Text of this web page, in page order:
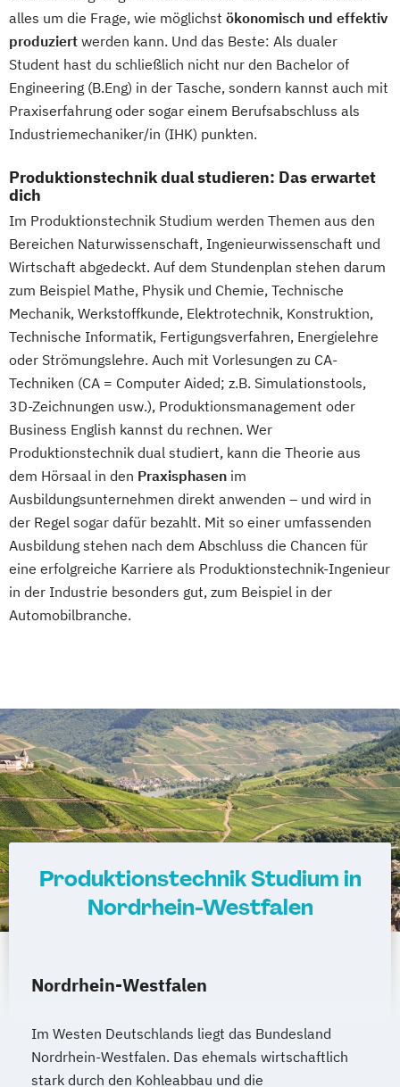
alles um die Frage, wie möglichst ökonomisch und effektiv
produziert werden kann. Und das Beste: Als dualer
Student hast du schließlich nicht nur den Bachelor of
Engineering (B.Eng) in der Tasche, sondern kannst auch mit
Praxiserfahrung oder sogar einem Berufsabschluss als
Industriemechaniker/in (IHK) punkten.
Produktionstechnik dual studieren: Das erwartet
dich
Im Produktionstechnik Studium werden Themen aus den
Bereichen Naturwissenschaft, Ingenieurwissenschaft und
Wirtschaft abgedeckt. Auf dem Stundenplan stehen darum
zum Beispiel Mathe, Physik und Chemie, Technische
Mechanik, Werkstoffkunde, Elektrotechnik, Konstruktion,
Technische Informatik, Fertigungsverfahren, Energielehre
oder Strömungslehre. Auch mit Vorlesungen zu CA-
Techniken (CA = Computer Aided; z.B. Simulationstools,
3D-Zeichnungen usw.), Produktionsmanagement oder
Business English kannst du rechnen. Wer
Produktionstechnik dual studiert, kann die Theorie aus
dem Hörsaal in den Praxisphasen im
Ausbildungsunternehmen direkt anwenden – und wird in
der Regel sogar dafür bezahlt. Mit so einer umfassenden
Ausbildung stehen nach dem Abschluss die Chancen für
eine erfolgreiche Karriere als Produktionstechnik-Ingenieur
in der Industrie besonders gut, zum Beispiel in der
Automobilbranche.
Produktionstechnik Studium in
Nordrhein-Westfalen
Nordrhein-Westfalen
Im Westen Deutschlands liegt das Bundesland
Nordrhein-Westfalen. Das ehemals wirtschaftlich
stark durch den Kohleabbau und die